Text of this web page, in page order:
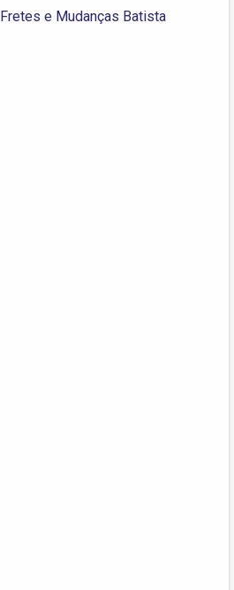
Fretes e Mudanças Batista